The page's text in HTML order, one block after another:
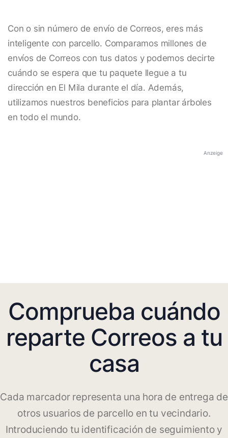
Con o sin número de envío de Correos, eres más
inteligente con parcello. Comparamos millones de
envíos de Correos con tus datos y podemos decirte
cuándo se espera que tu paquete llegue a tu
dirección en El Mila durante el día. Además,
utilizamos nuestros beneficios para plantar árboles
en todo el mundo.
Anzeige
Comprueba cuándo
reparte Correos a tu
casa
Cada marcador representa una hora de entrega de
otros usuarios de parcello en tu vecindario.
Introduciendo tu identificación de seguimiento y